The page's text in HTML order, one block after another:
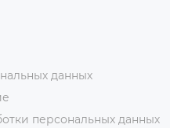
данных
персональных данных